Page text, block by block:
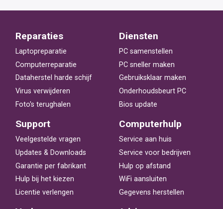
Reparaties
Laptopreparatie
Computerreparatie
Dataherstel harde schijf
Virus verwijderen
Foto's terughalen
Diensten
PC samenstellen
PC sneller maken
Gebruiksklaar maken
Onderhoudsbeurt PC
Bios update
Support
Veelgestelde vragen
Updates & Downloads
Garantie per fabrikant
Hulp bij het kiezen
Licentie verlengen
Computerhulp
Service aan huis
Service voor bedrijven
Hulp op afstand
WiFi aansluiten
Gegevens herstellen